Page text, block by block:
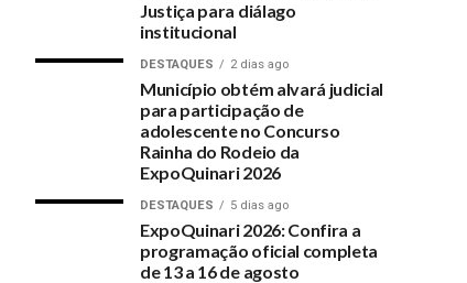
Justiça para diálago
institucional
DESTAQUES 2 dias ago
Município obtém alvará judicial
para participação de
adolescente no Concurso
Rainha do Rodeio da
ExpoQuinari 2026
DESTAQUES 5 dias ago
ExpoQuinari 2026: Confira a
programação oficial completa
de 13 a 16 de agosto